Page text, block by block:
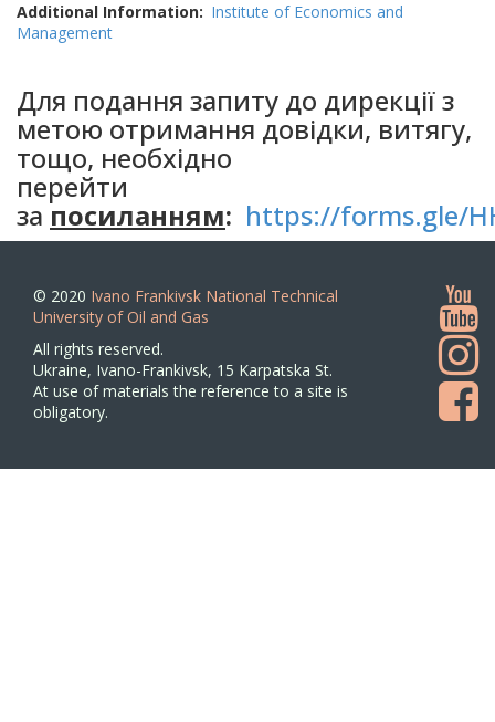
Additional Information
Institute of Economics and
Management
Для подання запиту до дирекції з
метою отримання довідки, витягу,
тощо, необхідно
перейти
за посиланням: https://forms.gle/
© 2020 Ivano Frankivsk National Technical
University of Oil and Gas
All rights reserved.
Ukraine, Ivano-Frankivsk, 15 Karpatska St.
At use of materials the reference to a site is
obligatory.